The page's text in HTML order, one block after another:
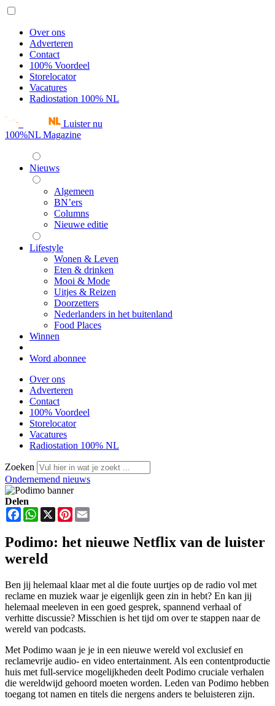
Over ons
Adverteren
Contact
100% Voordeel
Storelocator
Vacatures
Radiostation 100% NL
Luister nu
100%NL Magazine
Nieuws
Algemeen
BN’ers
Columns
Nieuwe editie
Lifestyle
Wonen & Leven
Eten & drinken
Mooi & Mode
Uitjes & Reizen
Doorzetters
Nederlanders in het buitenland
Food Places
Winnen
Word abonnee
Over ons
Adverteren
Contact
100% Voordeel
Storelocator
Vacatures
Radiostation 100% NL
Zoeken
Ondernemend nieuws
Delen
FacebookWhatsApp
X Pinterest
Podimo: het nieuwe Netflix van de luister
wereld
Ben jij helemaal klaar met al die foute uurtjes op de radio vol met
reclame en muziek waar je eigenlijk geen zin in hebt? En kan jij
helemaal meeleven in een goed gesprek, spannend verhaal of
verhitte discussie? Misschien is het tijd om over te stappen naar de
wereld van podcasts.
Met Podimo waan je je in een nieuwe wereld vol exclusief en
reclamevrije audio- en video entertainment. Als een contentproductie
huis met full-service mogelijkheden deelt Podimo cruciale verhalen
die wereldwijd gehoord moeten worden. Leden van Podimo hebben
toegang tot namen en titels die nergens anders te beluisteren zijn.